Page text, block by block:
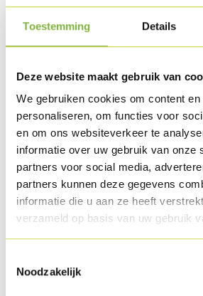
Toestemming Details
Deze website maakt gebruik van
We gebruiken cookies om content
personaliseren, om functies voor
en om ons websiteverkeer te
informatie over uw gebruik van onze
partners voor social media,
partners kunnen deze gegevens
informatie die u aan ze heeft
verzameld op basis van uw gebruik
Noodzakelijk
Crumble de dinde avec rhubarbe et fruits